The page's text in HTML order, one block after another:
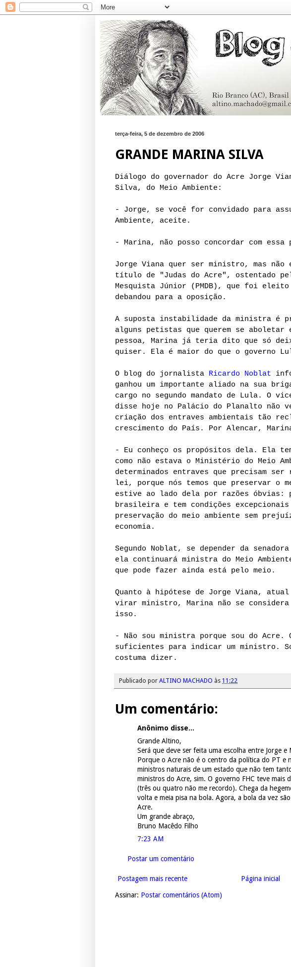
terça-feira, 5 de dezembro de 2006
GRANDE MARINA SILVA
Diálogo do governador do Acre Jorge
Silva, do Meio Ambiente:
- Jorge, se você for convidado para
Ambiente, aceite.
- Marina, não posso concordar com essa
Jorge Viana quer ser ministro, mas
título de "Judas do Acre", ostentado
Mesquista Júnior (PMDB), que foi
debandou para a oposição.
A suposta instabilidade da ministra é
alguns petistas que querem se aboletar
pessoa, Marina já teria dito que só
quiser. Ela é maior do que o governo
O blog do jornalista Ricardo Noblat
ganhou um importante aliado na sua
cargo no segundo mandato de Lula. O
disse hoje no Palácio do Planalto não
criação dos entraves ambientais tão
crescimento do País. Por Alencar,
- Eu conheço os propósitos dela. Ela
como não estava o Ministério do Meio
determinados entraves que precisam
lei, porque nós temos que preservar o
estive ao lado dela por razões óbvias:
brasileira e tem condições
preservação do meio ambiente sem
economia.
Segundo Noblat, se depender da
ela continuará ministra do Meio
que pode fazer ainda está pelo meio.
Quanto à hipótese de Jorge Viana, atual
virar ministro, Marina não se considera
isso.
- Não sou ministra porque sou do Acre.
suficientes para indicar um ministro.
costuma dizer.
Publicado por ALTINO MACHADO às 11:22
Um comentário:
Anônimo disse...
Grande Altino,
Será que deve ser feita uma escolha entre Jorge
Porque o Acre não é o centro da política do PT e
ministros naturais de um estado que não tem
ministros do Acre, sim. O governo FHC teve mais
(três ou quatro não me recordo). Chega da
volta e meia pisa na bola. Agora, a bola da vez
Acre.
Um grande abraço,
Bruno Macêdo Filho
7:23 AM
Postar um comentário
Postagem mais recente Página inicial
Assinar: Postar comentários (Atom)